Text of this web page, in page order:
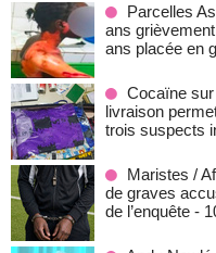
Parcelles
ans
ans placée en
Cocaïne
livraison
trois suspects
Maristes /
de graves
de l’enquête -